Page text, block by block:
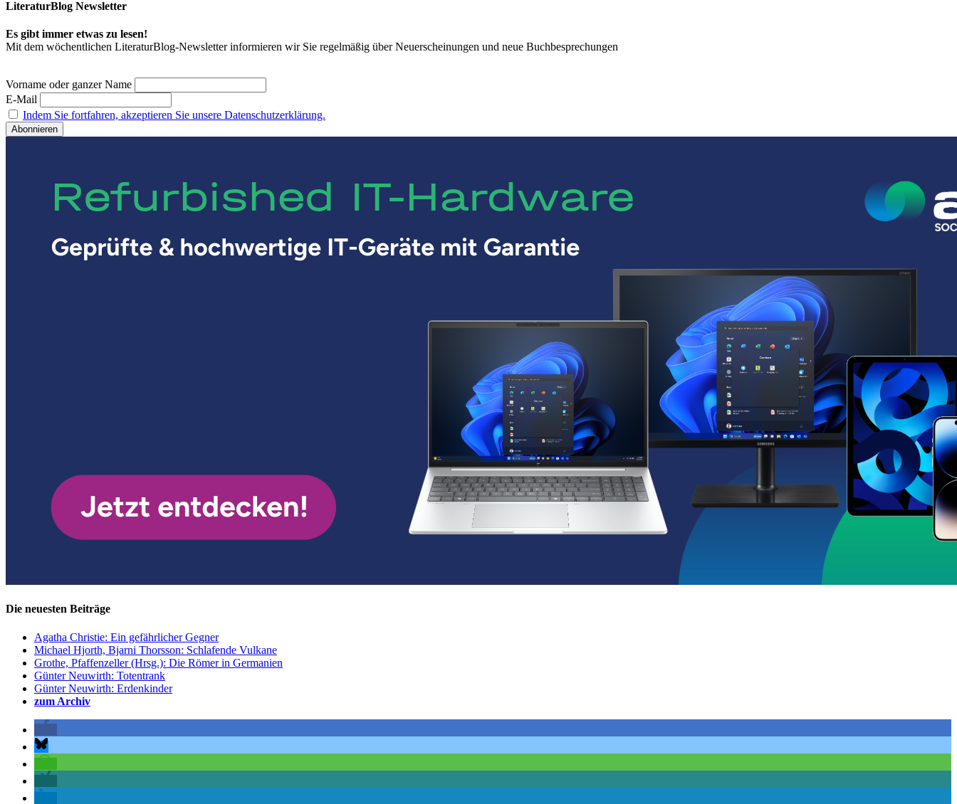
LiteraturBlog Newsletter
Es gibt immer etwas zu lesen!
Mit dem wöchentlichen LiteraturBlog-Newsletter informieren wir Sie regelmäßig über Neuerscheinungen und neue Buchbesprechungen
Vorname oder ganzer Name
E-Mail
Indem Sie fortfahren, akzeptieren Sie unsere Datenschutzerklärung.
Die neuesten Beiträge
Agatha Christie: Ein gefährlicher Gegner
Michael Hjorth, Bjarni Thorsson: Schlafende Vulkane
Grothe, Pfaffenzeller (Hrsg.): Die Römer in Germanien
Günter Neuwirth: Totentrank
Günter Neuwirth: Erdenkinder
zum Archiv